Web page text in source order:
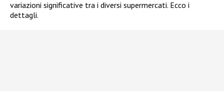
variazioni significative tra i diversi supermercati. Ecco i
dettagli.